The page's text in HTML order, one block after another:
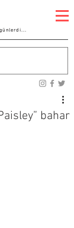
bahar